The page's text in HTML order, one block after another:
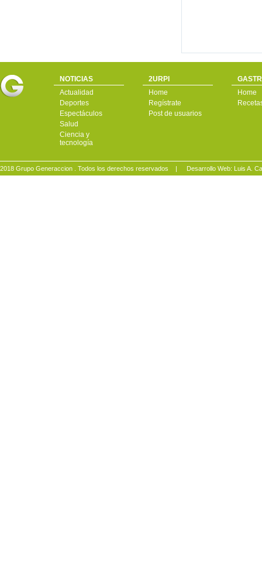
NOTICIAS
Actualidad
Deportes
Espectáculos
Salud
Ciencia y
tecnología
2URPI
Home
Regístrate
Post de usuarios
Home
2018 Grupo Generaccion . Todos los derechos reservados | Desarrollo Web: Luis